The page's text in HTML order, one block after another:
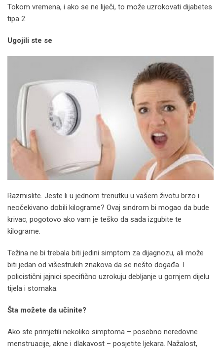
Tokom vremena, i ako se ne liječi, to može uzrokovati dijabetes
tipa 2.
Ugojili ste se
Razmislite. Jeste li u jednom trenutku u vašem životu brzo i
neočekivano dobili kilograme? Ovaj sindrom bi mogao da bude
krivac, pogotovo ako vam je teško da sada izgubite te
kilograme.
Težina ne bi trebala biti jedini simptom za dijagnozu, ali može
biti jedan od višestrukih znakova da se nešto događa. I
policistični jajnici specifično uzrokuju debljanje u gornjem dijelu
tijela i stomaka.
Šta možete da učinite?
Ako ste primjetili nekoliko simptoma – posebno neredovne
menstruacije, akne i dlakavost – posjetite ljekara. Nažalost,